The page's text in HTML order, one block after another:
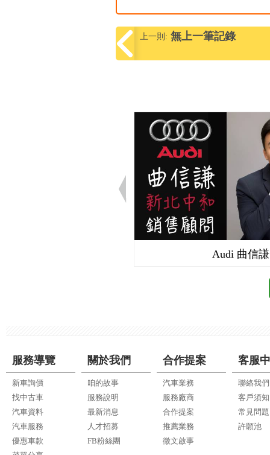
上一則: 無上一筆記錄
Audi 曲信謙
服務導覽
新車詢價
找中古車
汽車資料
汽車服務
優惠車款
關於我們
咱的故事
服務說明
最新消息
人才招募
FB粉絲團
合作提案
汽車業務
服務廠商
合作提案
推薦業務
徵文啟事
客服
聯絡我們
客戶須知
常見問題
許願池